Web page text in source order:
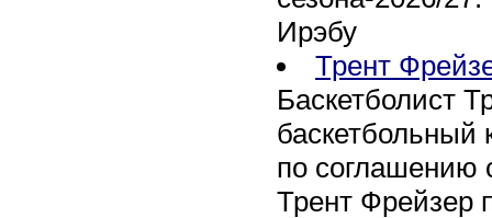
Ирэбу
Трент
Баскетболист
баскетбольный
по соглашению
Трент Фрейзер